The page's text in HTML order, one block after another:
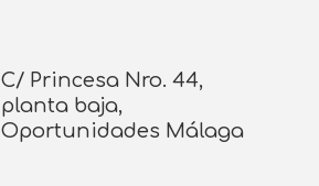
C/ Princesa Nro. 44,
planta baja,
Oportunidades Málaga